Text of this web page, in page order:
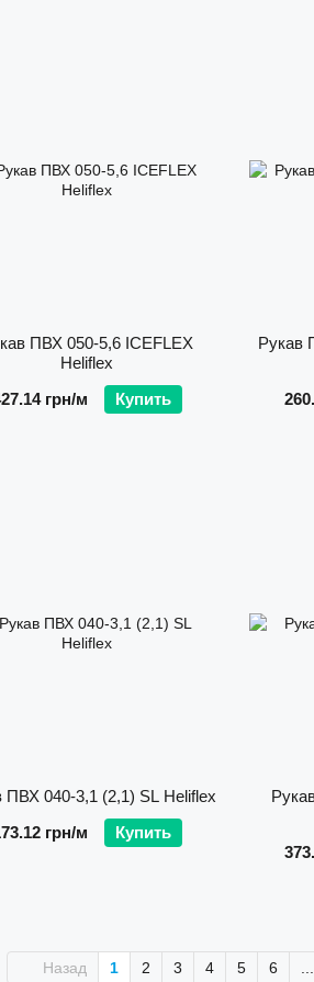
ПВХ 050-5,6 ICEFLEX
Heliflex
грн/м
Купить
Рукав
ПВХ 040-3,1 (2,1) SL Heliflex
грн/м
Купить
Назад 1 2 3 4 5 6